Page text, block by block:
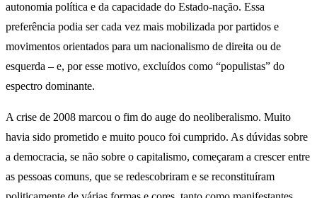
autonomia política e da capacidade do Estado-nação. Essa
preferência podia ser cada vez mais mobilizada por partidos e
movimentos orientados para um nacionalismo de direita ou de
esquerda – e, por esse motivo, excluídos como “populistas” do
espectro dominante.
A crise de 2008 marcou o fim do auge do neoliberalismo. Muito
havia sido prometido e muito pouco foi cumprido. As dúvidas sobre
a democracia, se não sobre o capitalismo, começaram a crescer entre
as pessoas comuns, que se redescobriram e se reconstituíram